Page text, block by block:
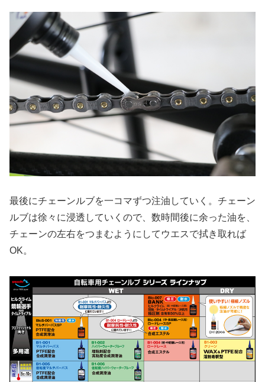
最後にチェーンルブを一コマずつ注油していく。チェーン
ルブは徐々に浸透していくので、数時間後に余った油を、
チェーンの左右をつまむようにしてウエスで拭き取れば
OK。